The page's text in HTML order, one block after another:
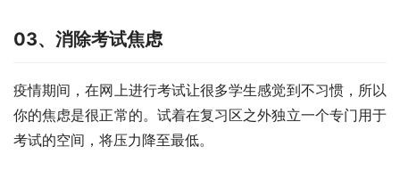
03、消除考试焦虑
疫情期间，在网上进行考试让很多学生感觉到不习惯，所以
你的焦虑是很正常的。试着在复习区之外独立一个专门用于
考试的空间，将压力降至最低。